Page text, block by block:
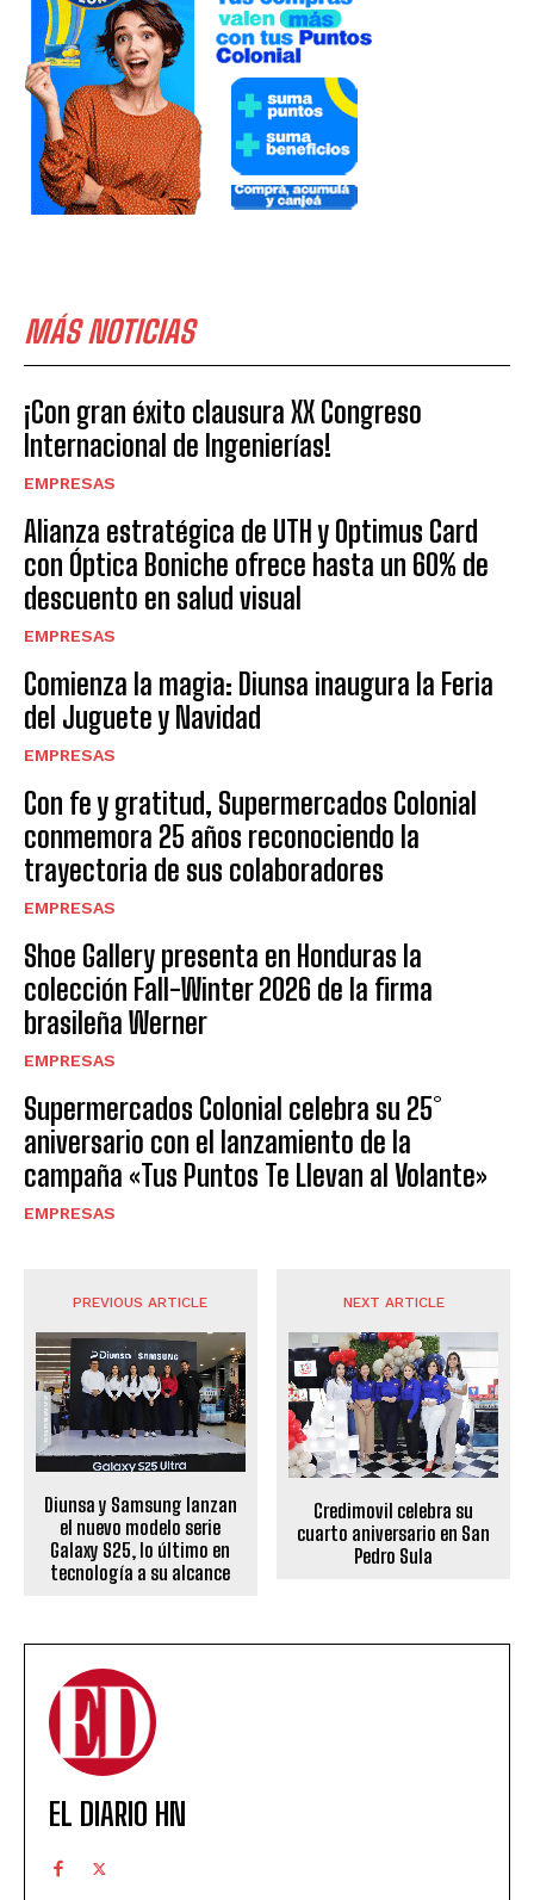
MÁS NOTICIAS
¡Con gran éxito clausura XX Congreso
Internacional de Ingenierías!
EMPRESAS
Alianza estratégica de UTH y Optimus Card
con Óptica Boniche ofrece hasta un 60% de
descuento en salud visual
EMPRESAS
Comienza la magia: Diunsa inaugura la Feria
del Juguete y Navidad
EMPRESAS
Con fe y gratitud, Supermercados Colonial
conmemora 25 años reconociendo la
trayectoria de sus colaboradores
EMPRESAS
Shoe Gallery presenta en Honduras la
colección Fall-Winter 2026 de la firma
brasileña Werner
EMPRESAS
Supermercados Colonial celebra su 25°
aniversario con el lanzamiento de la
campaña «Tus Puntos Te Llevan al Volante»
EMPRESAS
PREVIOUS ARTICLE
Diunsa y Samsung lanzan
el nuevo modelo serie
Galaxy S25, lo último en
tecnología a su alcance
NEXT ARTICLE
Credimovil celebra su
cuarto aniversario en San
Pedro Sula
EL DIARIO HN